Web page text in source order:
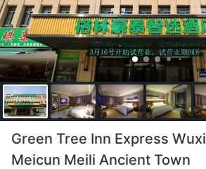
Green Tree Inn Express Wuxi
Meicun Meili Ancient Town
星評価 3つ星